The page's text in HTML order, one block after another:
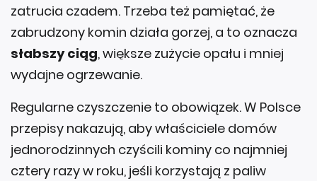
zatrucia czadem. Trzeba też pamiętać, że
zabrudzony komin działa gorzej, a to oznacza
słabszy ciąg, większe zużycie opału i mniej
wydajne ogrzewanie.
Regularne czyszczenie to obowiązek. W Polsce
przepisy nakazują, aby właściciele domów
jednorodzinnych czyścili kominy co najmniej
cztery razy w roku, jeśli korzystają z paliw